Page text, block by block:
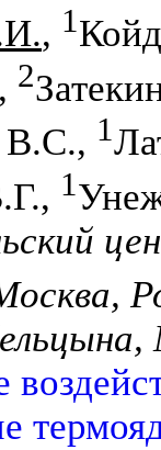
, 1
2
В.С., 1
1